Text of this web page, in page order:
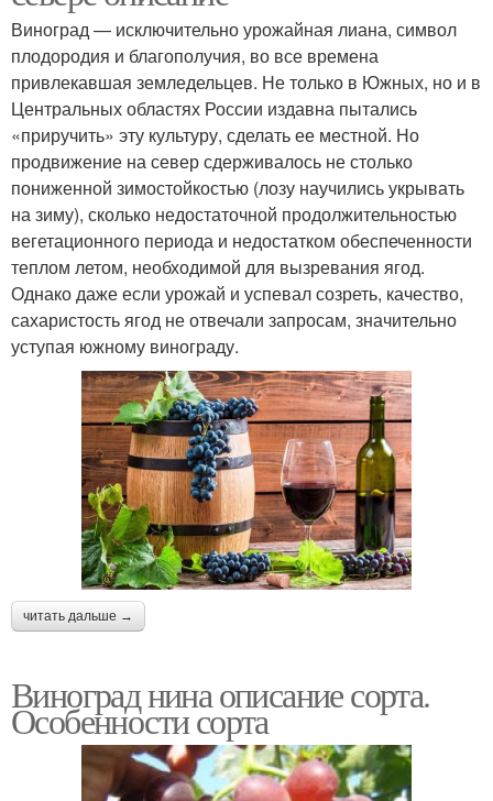
Виноград — исключительно урожайная лиана, символ
плодородия и благополучия, во все времена
привлекавшая земледельцев. Не только в Южных, но и в
Центральных областях России издавна пытались
«приручить» эту культуру, сделать ее местной. Но
продвижение на север сдерживалось не столько
пониженной зимостойкостью (лозу научились укрывать
на зиму), сколько недостаточной продолжительностью
вегетационного периода и недостатком обеспеченности
теплом летом, необходимой для вызревания ягод.
Однако даже если урожай и успевал созреть, качество,
сахаристость ягод не отвечали запросам, значительно
уступая южному винограду.
читать дальше →
Виноград нина описание сорта.
Особенности сорта